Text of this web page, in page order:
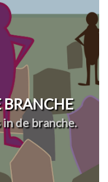
BRANCHE
de branche.